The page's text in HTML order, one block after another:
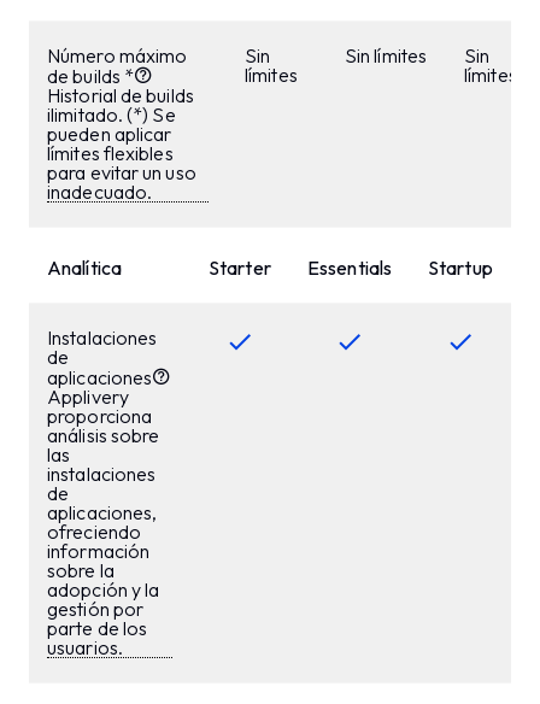
Número máximo
de builds *
Historial de builds
ilimitado. (*) Se
pueden aplicar
límites flexibles
para evitar un uso
inadecuado.
Sin
límites
Sin límites
Sin
límites
Analítica Starter Essentials Startup
Instalaciones
de
aplicaciones
Applivery
proporciona
análisis sobre
las
instalaciones
de
aplicaciones,
ofreciendo
información
sobre la
adopción y la
gestión por
parte de los
usuarios.